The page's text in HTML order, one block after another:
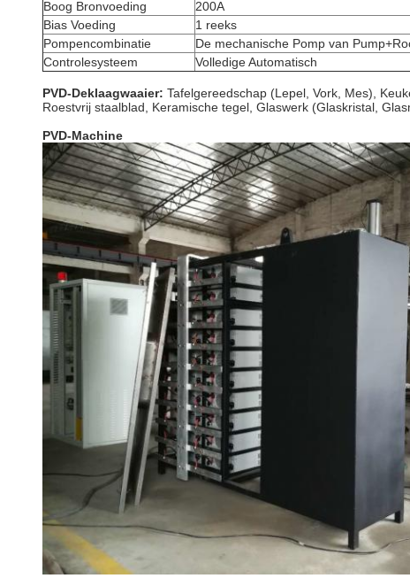
Boog Bronvoeding
200A
Bias Voeding
1 reeks
Pompencombinatie
De mechanische Pomp van
Controlesysteem
Volledige Automatisch
PVD-Deklaagwaaier: Tafelgereedschap (Lepel, Vork, Mes),
Roestvrij staalblad, Keramische tegel, Glaswerk (Glaskristal,
PVD-Machine